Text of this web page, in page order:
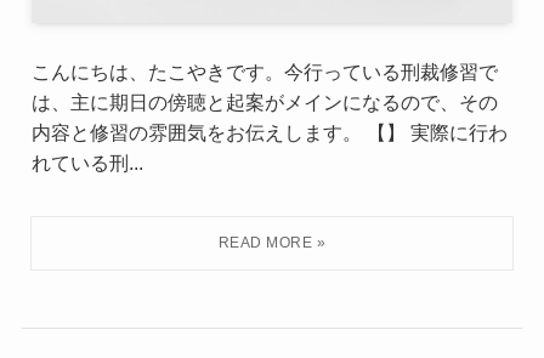
こんにちは、たこやきです。今行っている刑裁修習で
は、主に期日の傍聴と起案がメインになるので、その
内容と修習の雰囲気をお伝えします。 【】 実際に行わ
れている刑...